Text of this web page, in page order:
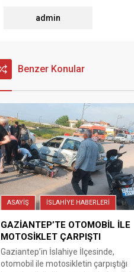
admin
Benzer Konular
ASAYİŞ İSLAHİYE HABERLERİ
GAZİANTEP’TE OTOMOBİL İLE
MOTOSİKLET ÇARPIŞTI
Gaziantep’in İslahiye İlçesinde,
otomobil ile motosikletin çarpıştığı